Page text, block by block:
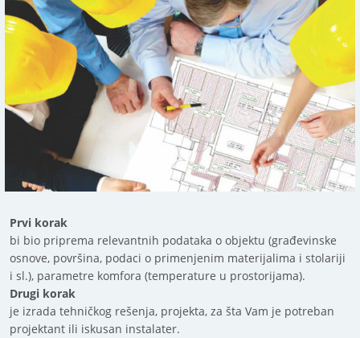
Prvi korak
bi bio priprema relevantnih podataka o objektu (građevinske
osnove, površina, podaci o primenjenim materijalima i stolariji
i sl.), parametre komfora (temperature u prostorijama).
Drugi korak
je izrada tehničkog rešenja, projekta, za šta Vam je potreban
projektant ili iskusan instalater.